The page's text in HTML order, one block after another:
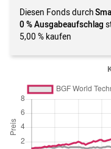
Diesen Fonds durch
0 % Ausgabeaufschlag
5,00 % kaufen